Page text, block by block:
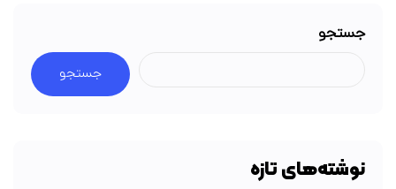
جستجو
جستجو
نوشته‌های تازه